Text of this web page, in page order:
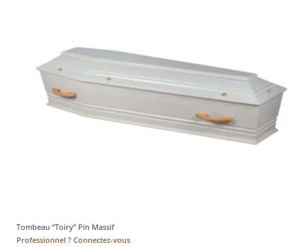
Tombeau “Toiry” Pin Massif
Professionnel ? Connectez-vous